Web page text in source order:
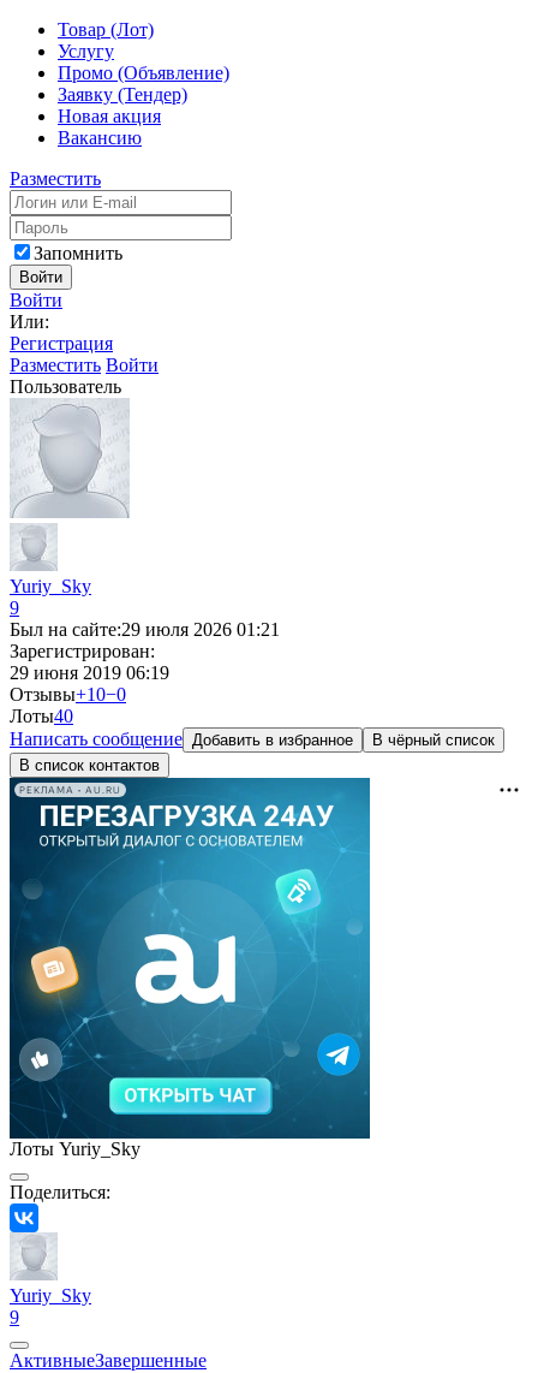
Товар (Лот)
Услугу
Промо (Объявление)
Заявку (Тендер)
Новая акция
Вакансию
Разместить
Запомнить
Войти
Войти
Или:
Регистрация
Разместить Войти
Пользователь
Yuriy_Sky
9
Был на сайте:29 июля 2026 01:21
Зарегистрирован:
29 июня 2019 06:19
Отзывы+10−0
Лоты40
Написать сообщение Добавить в избранное
В чёрный список
В список контактов
РЕКЛАМА • AU.RU
Лоты Yuriy_Sky
Поделиться:
Yuriy_Sky
9
АктивныеЗавершенные